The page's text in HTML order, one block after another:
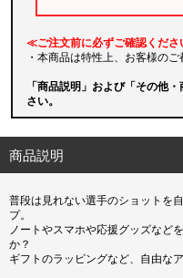
≪ご注文前に必ずご確認くだ
・本商品は特性上、お客様の
「商品説明」および「その他
さい。
商品説明
普段は見れない選手のショットを
プ。
ノートやスマホや応援グッズなど
か？
ギフトのラッピングなど、自由な